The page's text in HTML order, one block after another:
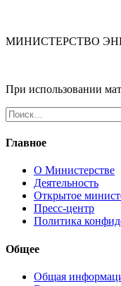
МИНИСТЕРСТВО
При использовании
Найти:
Главное
О Министерстве
Деятельность
Открытое
Пресс-центр
Политика
Общее
Общая